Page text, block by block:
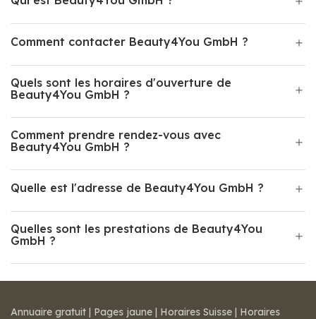
Comment contacter Beauty4You GmbH ?
Quels sont les horaires d'ouverture de
Beauty4You GmbH ?
Comment prendre rendez-vous avec
Beauty4You GmbH ?
Quelle est l'adresse de Beauty4You GmbH ?
Quelles sont les prestations de Beauty4You
GmbH ?
Annuaire gratuit | Pages jaune | Horaires Suisse | Horaires